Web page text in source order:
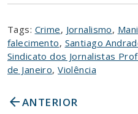
Tags: Crime, Jornalismo,
falecimento, Santiago
Sindicato dos Jornalistas
de Janeiro,Violência
arrow_backANTERIOR